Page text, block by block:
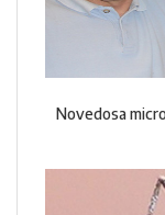
Novedosa